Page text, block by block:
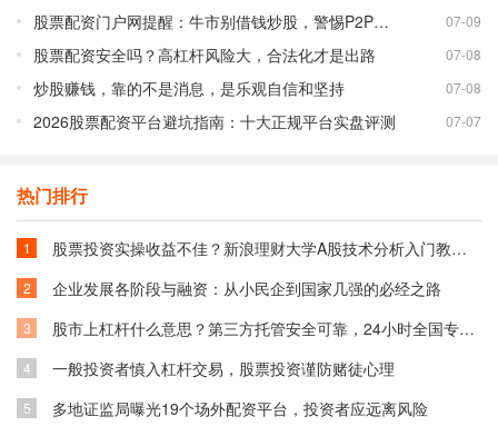
股票配资门户网提醒：牛市别借钱炒股，警惕P2P配资风险 07-09
股票配资安全吗？高杠杆风险大，合法化才是出路 07-08
炒股赚钱，靠的不是消息，是乐观自信和坚持 07-08
2026股票配资平台避坑指南：十大正规平台实盘评测 07-07
热门排行
1 股票投资实操收益不佳？新浪理财大学A股技术分析入门教你融入技术获利
2 企业发展各阶段与融资：从小民企到国家几强的必经之路
3 股市上杠杆什么意思？第三方托管安全可靠，24小时全国专业解答！多地服务
4 一般投资者慎入杠杆交易，股票投资谨防赌徒心理
5 多地证监局曝光19个场外配资平台，投资者应远离风险